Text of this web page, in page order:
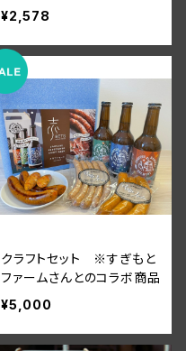
¥2,578
クラフトセット ※すぎもと
ファームさんとのコラボ商品
¥5,000